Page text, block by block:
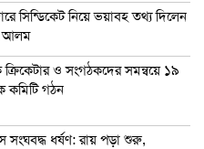
সিন্ডিকেট নিয়ে ভয়াবহ তথ্য দিলেন
আলম
ও সংগঠকদের সমন্বয়ে ১৯
কমিটি গঠন
সংঘবদ্ধ ধর্ষণ: রায় পড়া শুরু,